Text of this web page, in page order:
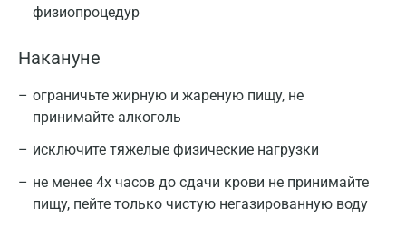
физиопроцедур
Накануне
ограничьте жирную и жареную пищу, не
принимайте алкоголь
исключите тяжелые физические нагрузки
не менее 4х часов до сдачи крови не принимайте
пищу, пейте только чистую негазированную воду